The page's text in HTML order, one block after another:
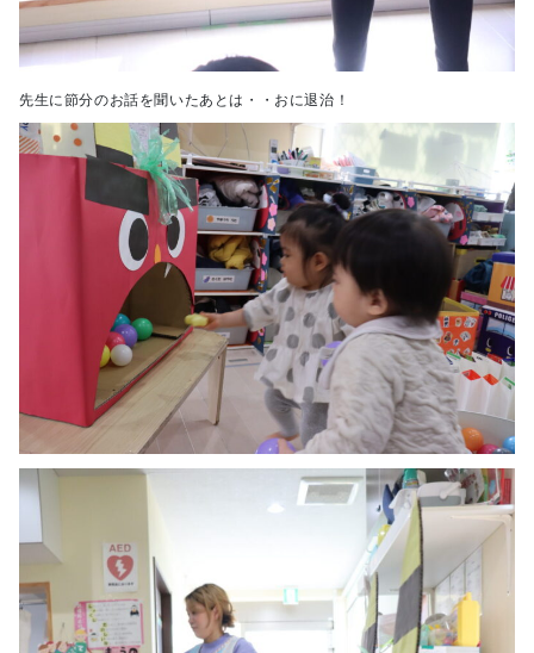
先生に節分のお話を聞いたあとは・・おに退治！